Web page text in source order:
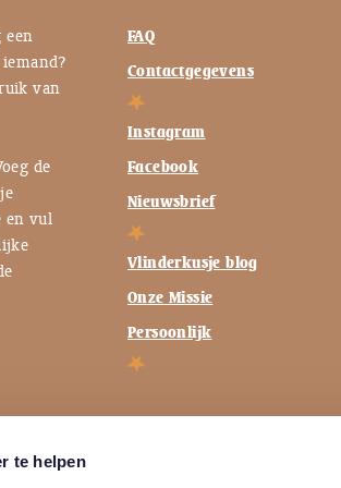
te helpen
een
van
de
en vul
FAQ
Contactgegevens
Instagram
Facebook
Nieuwsbrief
Vlinderkusje blog
Onze Missie
Persoonlijk